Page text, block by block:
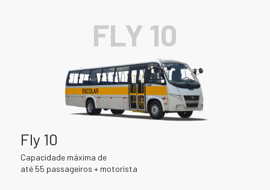
FLY 10
Fly 10
Capacidade máxima de
até 55 passageiros + motorista